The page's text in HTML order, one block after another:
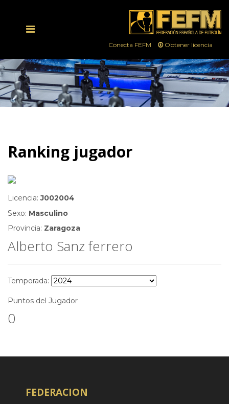
Conecta FEFM Obtener licencia
Ranking jugador
Licencia:J002004
Sexo: Masculino
Provincia: Zaragoza
Alberto Sanz ferrero
Temporada:
Puntos del Jugador
0
FEDERACION